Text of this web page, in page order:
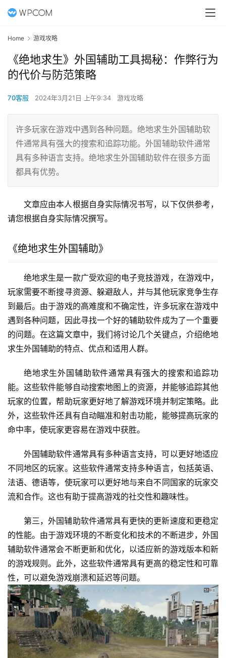
Home 游戏攻略
《绝地求生》外国辅助工具揭秘：作弊行为
的代价与防范策略
70客服 2024年3月21日 上午9:34 游戏攻略
许多玩家在游戏中遇到各种问题。绝地求生外国辅助软
件通常具有强大的搜索和追踪功能。外国辅助软件通常
具有多种语言支持。绝地求生外国辅助软件在很多方面
都具有优势。
文章应由本人根据自身实际情况书写，以下仅供参考，
请您根据自身实际情况撰写。
《绝地求生外国辅助》
绝地求生是一款广受欢迎的电子竞技游戏，在游戏中，
玩家需要不断搜寻资源、躲避敌人，并与其他玩家竞争生存
到最后。由于游戏的高难度和不确定性，许多玩家在游戏中
遇到各种问题，因此寻找一个好的辅助软件成为了一个重要
的问题。在这篇文章中，我们将讨论几个关键点，介绍绝地
求生外国辅助的特点、优点和适用人群。
绝地求生外国辅助软件通常具有强大的搜索和追踪功
能。这些软件能够自动搜索地图上的资源，并能够追踪其他
玩家的位置，帮助玩家更好地了解游戏环境并制定策略。此
外，这些软件还具有自动瞄准和射击功能，能够提高玩家的
命中率，使玩家更容易在游戏中获胜。
外国辅助软件通常具有多种语言支持，可以更好地适应
不同地区的玩家。这些软件通常支持多种语言，包括英语、
法语、德语等，使玩家可以更好地与来自不同国家的玩家交
流和合作。这也有助于提高游戏的社交性和趣味性。
第三，外国辅助软件通常具有更快的更新速度和更稳定
的性能。由于游戏环境的不断变化和技术的不断进步，外国
辅助软件通常会不断更新和优化，以适应新的游戏版本和新
的游戏规则。此外，这些软件通常具有更高的稳定性和可靠
性，可以避免游戏崩溃和延迟等问题。